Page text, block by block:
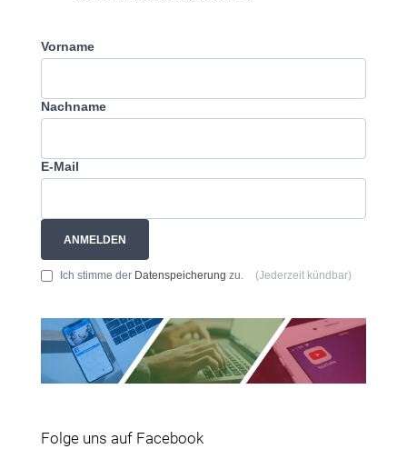
Vorname
Nachname
E-Mail
ANMELDEN
Ich stimme der Datenspeicherung zu. (Jederzeit kündbar)
Folge uns auf Facebook